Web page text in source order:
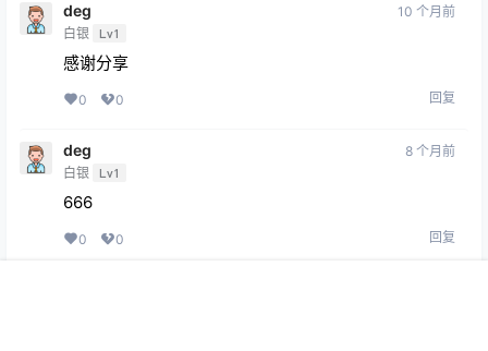
deg
白银 Lv1
10 个月前
感谢分享
0 0 回复
deg
白银 Lv1
8 个月前
666
0 0 回复